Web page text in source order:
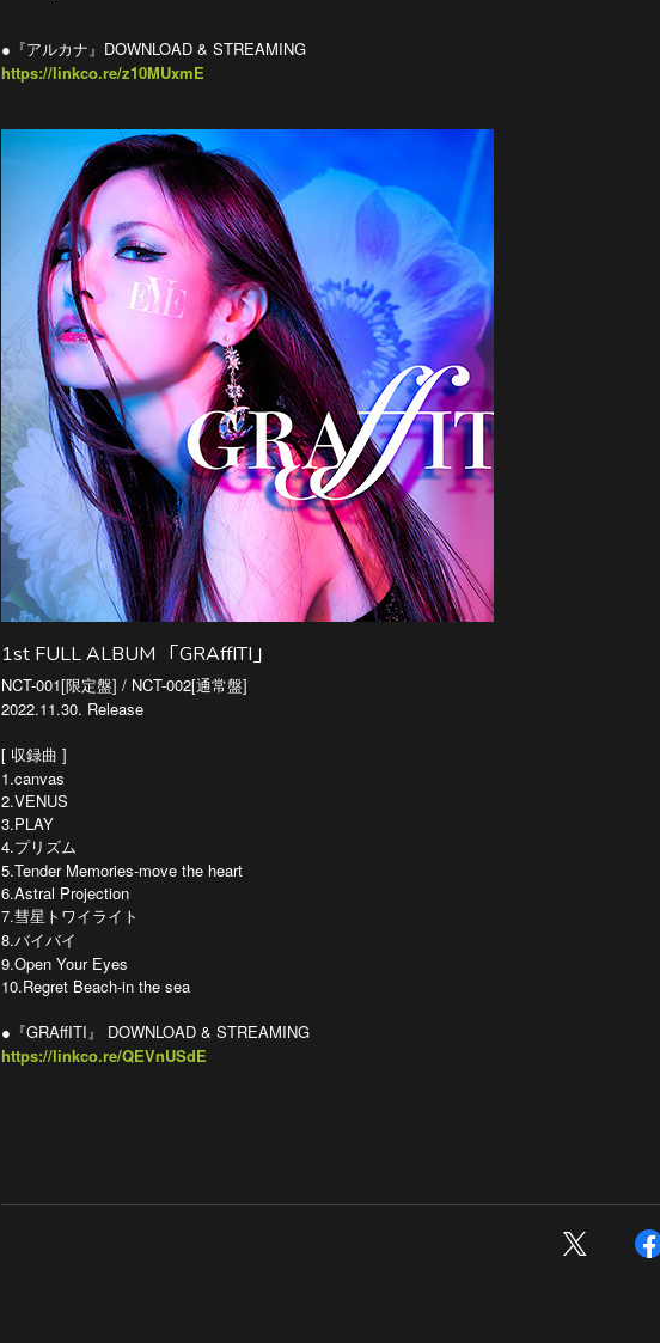
●『アルカナ』DOWNLOAD & STREAMING
https://linkco.re/z10MUxmE
1st FULL ALBUM 「GRAffITI」
NCT-001[限定盤] / NCT-002[通常盤]
2022.11.30. Release
[ 収録曲 ]
1.canvas
2.VENUS
3.PLAY
4.プリズム
5.Tender Memories-move the heart
6.Astral Projection
7.彗星トワイライト
8.バイバイ
9.Open Your Eyes
10.Regret Beach-in the sea
●『GRAffITI』 DOWNLOAD & STREAMING
https://linkco.re/QEVnUSdE